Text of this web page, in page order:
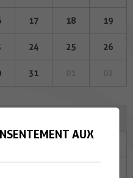
17 18 19
24 25 26
31
AUX